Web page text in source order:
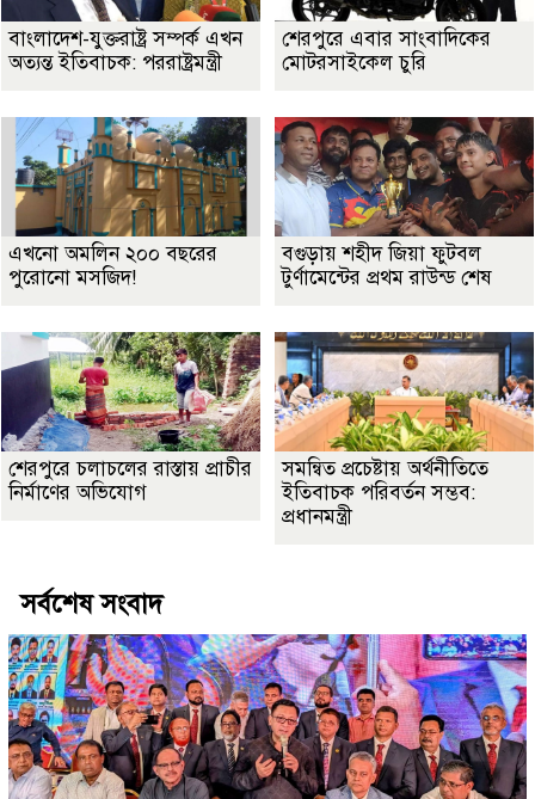
বাংলাদেশ-যুক্তরাষ্ট্র সম্পর্ক এখন
অত্যন্ত ইতিবাচক: পররাষ্ট্রমন্ত্রী
শেরপুরে এবার সাংবাদিকের
মোটরসাইকেল চুরি
এখনো অমলিন ২০০ বছরের
পুরোনো মসজিদ!
বগুড়ায় শহীদ জিয়া ফুটবল
টুর্ণামেন্টের প্রথম রাউন্ড শেষ
শেরপুরে চলাচলের রাস্তায় প্রাচীর
নির্মাণের অভিযোগ
সমন্বিত প্রচেষ্টায় অর্থনীতিতে
ইতিবাচক পরিবর্তন সম্ভব:
প্রধানমন্ত্রী
সর্বশেষ সংবাদ